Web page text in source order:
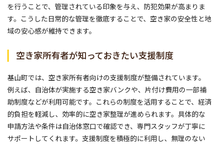
を行うことで、管理されている印象を与え、防犯効果が高まりま
す。こうした日常的な管理を徹底することで、空き家の安全性と地
域の安心感が維持できます。
空き家所有者が知っておきたい支援制度
基山町では、空き家所有者向けの支援制度が整備されています。
例えば、自治体が実施する空き家バンクや、片付け費用の一部補
助制度などが利用可能です。これらの制度を活用することで、経済
的負担を軽減し、効率的に空き家整理が進められます。具体的な
申請方法や条件は自治体窓口で確認でき、専門スタッフが丁寧に
サポートしてくれます。支援制度を積極的に利用し、無理のない